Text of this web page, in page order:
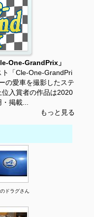
One-GrandPrix」
「Cle-One-GrandPri
の愛車を撮影したステ
入賞者の作品は2020
・掲載...
もっと見る
ドラグさん